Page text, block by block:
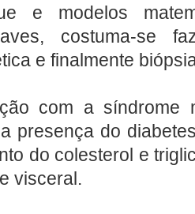
e modelos
costuma-se
e finalmente
com a síndrome
presença do
do colesterol e
visceral.